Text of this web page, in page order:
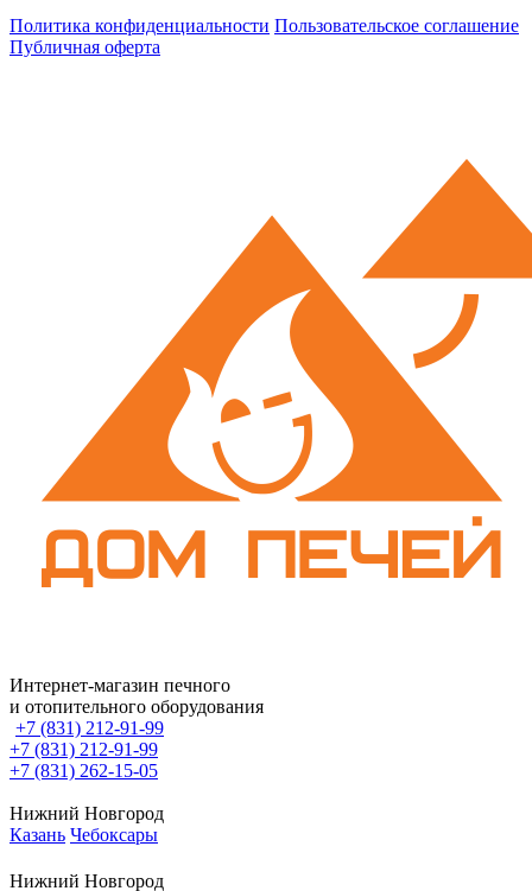
Политика конфиденциальности Пользовательское соглашение
Публичная оферта
Интернет-магазин печного
и отопительного оборудования
+7 (831) 212-91-99
+7 (831) 212-91-99
+7 (831) 262-15-05
Нижний Новгород
Казань Чебоксары
Нижний Новгород